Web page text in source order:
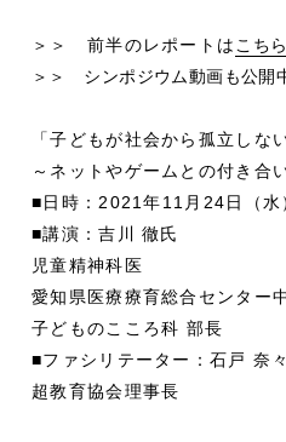
＞＞ 前半のレポートは こちら
＞＞ シンポジウム動画も公開
「子どもが社会から孤立しな
～ネットやゲームとの付き合
■日時：2021年11月24日（
■講演：吉川 徹氏
児童精神科医
愛知県医療療育総合センター
子どものこころ科 部長
■ファシリテーター：石戸 奈
超教育協会理事長